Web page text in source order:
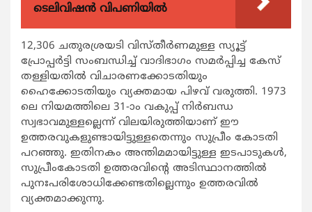
ടെലിവിഷൻ വിപണിയിൽ
12,306 ചതുരശ്രയടി വിസ്തീര്‍ണമുള്ള സ്യൂട്ട്
പ്രോപ്പര്‍ട്ടി സംബന്ധിച്ച് വാദിഭാഗം സമര്‍പ്പിച്ച കേസ്
തള്ളിയതില്‍ വിചാരണക്കോടതിയും
ഹൈക്കോടതിയും വ്യക്തമായ പിഴവ് വരുത്തി. 1973
ലെ നിയമത്തിലെ 31-ാം വകുപ്പ് നിര്‍ബന്ധ
സ്വഭാവമുള്ളല്ലെന്ന് വിലയിരുത്തിയാണ് ഈ
ഉത്തരവുകളുണ്ടായിട്ടുള്ളതെന്നും സുപ്രീം കോടതി
പറഞ്ഞു. ഇതിനകം അന്തിമമായിട്ടുള്ള ഇടപാടുകള്‍,
സുപ്രീംകോടതി ഉത്തരവിന്‍റെ അടിസ്ഥാനത്തില്‍
പുനഃപരിശോധിക്കേണ്ടതില്ലെന്നും ഉത്തരവില്‍
വ്യക്തമാക്കുന്നു.